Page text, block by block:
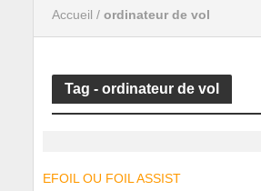
Accueil / ordinateur de vol
Tag - ordinateur de vol
EFOIL OU FOIL ASSIST